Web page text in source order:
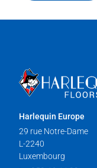
Harlequin Europe
29 rue Notre-Dame
L-2240
Luxembourg